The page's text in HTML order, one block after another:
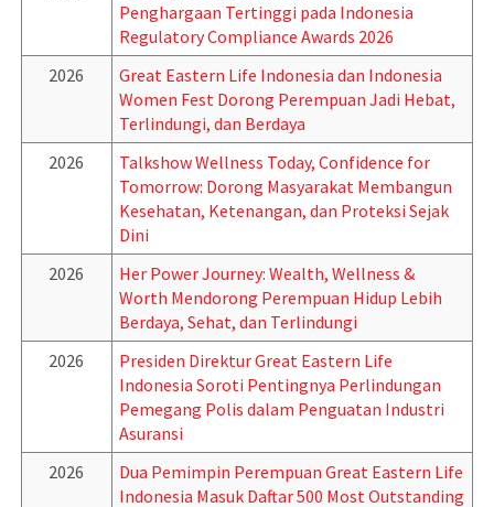
Penghargaan Tertinggi pada Indonesia
Regulatory Compliance Awards 2026
2026
Great Eastern Life Indonesia dan Indonesia
Women Fest Dorong Perempuan Jadi Hebat,
Terlindungi, dan Berdaya
2026
Talkshow Wellness Today, Confidence for
Tomorrow: Dorong Masyarakat Membangun
Kesehatan, Ketenangan, dan Proteksi Sejak
Dini
2026
Her Power Journey: Wealth, Wellness &
Worth Mendorong Perempuan Hidup Lebih
Berdaya, Sehat, dan Terlindungi
2026
Presiden Direktur Great Eastern Life
Indonesia Soroti Pentingnya Perlindungan
Pemegang Polis dalam Penguatan Industri
Asuransi
2026
Dua Pemimpin Perempuan Great Eastern Life
Indonesia Masuk Daftar 500 Most Outstanding